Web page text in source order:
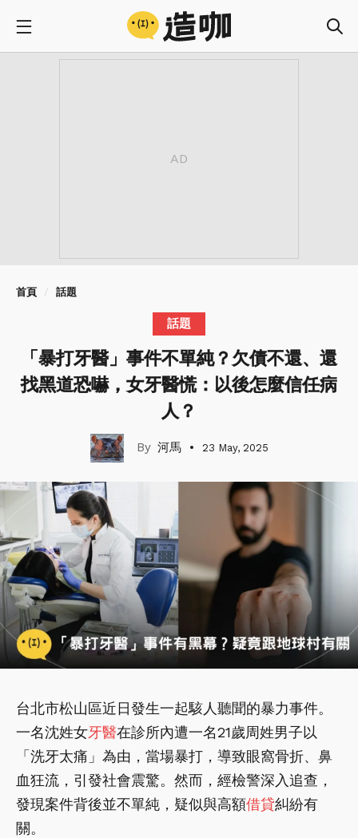
首頁 話題
話題
「暴打牙醫」事件不單純？欠債不還、還
找黑道恐嚇，女牙醫慌：以後怎麼信任病
人？
河馬 23 May, 2025
台北市松山區近日發生一起駭人聽聞的暴力事件。
一名沈姓女牙醫在診所內遭一名21歲周姓男子以
「洗牙太痛」為由，當場暴打，導致眼窩骨折、鼻
血狂流，引發社會震驚。然而，經檢警深入追查，
發現案件背後並不單純，疑似與高額借貸糾紛有
關。